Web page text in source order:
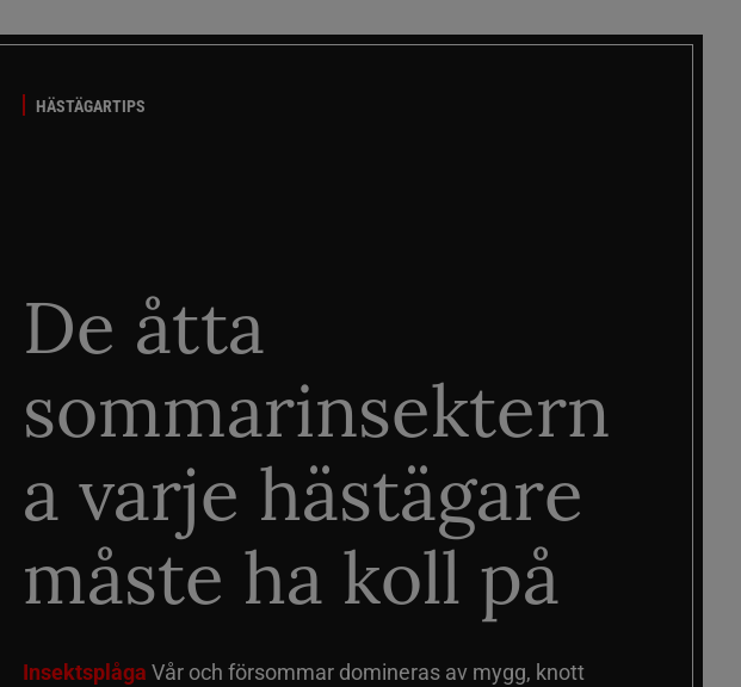
HÄSTÄGARTIPS
De åtta
sommarinsektern
a varje hästägare
måste ha koll på
Insektsplåga Vår och försommar domineras av mygg, knott